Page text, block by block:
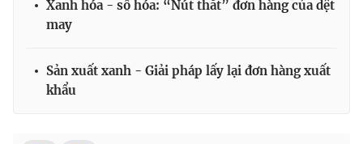
Xanh hóa - số hóa: “Nút thắt” đơn hàng của dệt
may
Sản xuất xanh - Giải pháp lấy lại đơn hàng xuất
khẩu